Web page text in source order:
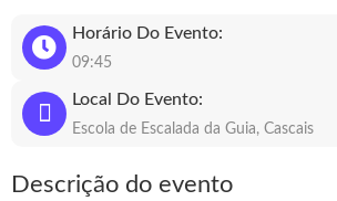
Horário Do Evento:
09:45
Local Do Evento:
Escola de Escalada da Guia, Cascais
Descrição do evento